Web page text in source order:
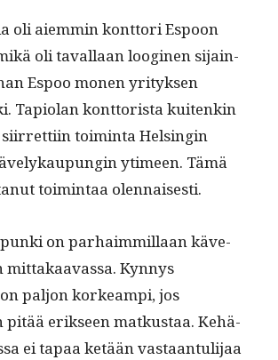
oli aiem­min kont­tori Espoon
oli taval­laan loogi­nen sijain­
Espoo mon­en yri­tyk­sen
Tapi­olan kont­torista kuitenkin
toim­inta Helsin­gin
ytimeen. Tämä
toim­intaa olennaisesti.
on parhaim­mil­laan käve­
Kyn­nys
paljon korkeampi, jos
pitää erik­seen matkus­taa. Kehä­
ei tapaa ketään vas­taan­tuli­jaa